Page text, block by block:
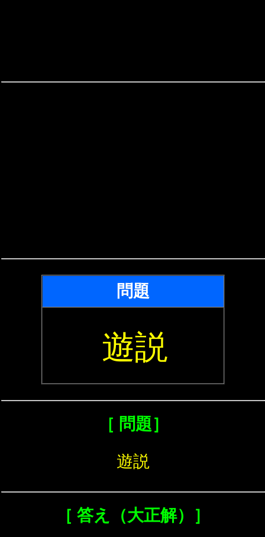
問題
遊説
［ 問題］
遊説
［ 答え（大正解）］